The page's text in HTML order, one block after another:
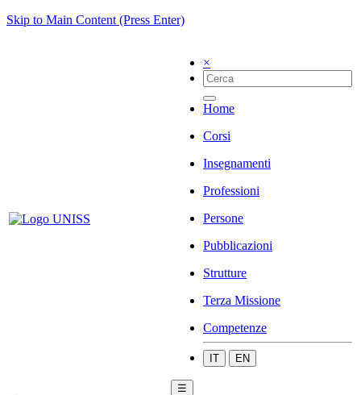
Skip to Main Content (Press Enter)
×
Home
Corsi
Insegnamenti
Professioni
Persone
Pubblicazioni
Strutture
Terza Missione
Competenze
IT EN
☰